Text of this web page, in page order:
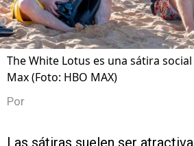
The White Lotus es una sátira
Max (Foto: HBO MAX)
Por